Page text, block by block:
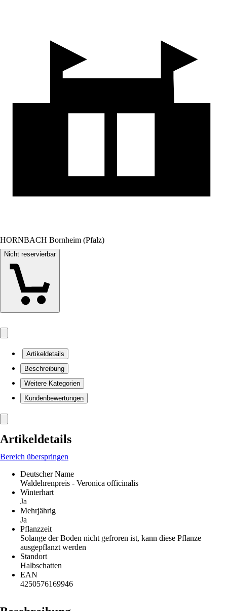
HORNBACH Bornheim (Pfalz)
Nicht reservierbar
Artikeldetails
Beschreibung
Weitere Kategorien
Kundenbewertungen
Artikeldetails
Bereich überspringen
Deutscher Name
Waldehrenpreis - Veronica officinalis
Winterhart
Ja
Mehrjährig
Ja
Pflanzzeit
Solange der Boden nicht gefroren ist, kann diese Pflanze
ausgepflanzt werden
Standort
Halbschatten
EAN
4250576169946